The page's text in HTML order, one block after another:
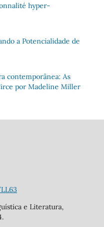
hyper-
a Potencialidade de
contemporânea: As
por Madeline Miller
e Literatura,